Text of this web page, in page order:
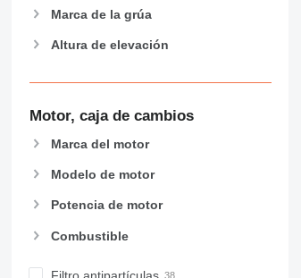
Marca de la grúa
Altura de elevación
Motor, caja de cambios
Marca del motor
Modelo de motor
Potencia de motor
Combustible
Filtro antipartículas